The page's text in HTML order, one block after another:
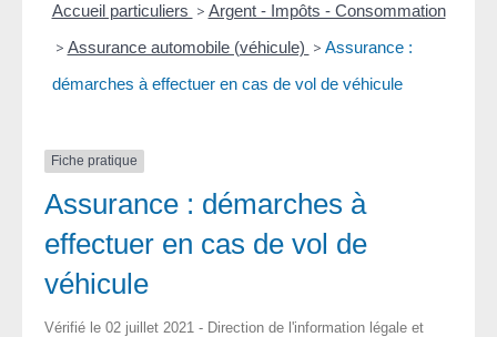
Accueil particuliers > Argent - Impôts - Consommation
> Assurance automobile (véhicule) > Assurance :
démarches à effectuer en cas de vol de véhicule
Fiche pratique
Assurance : démarches à
effectuer en cas de vol de
véhicule
Vérifié le 02 juillet 2021 - Direction de l'information légale et